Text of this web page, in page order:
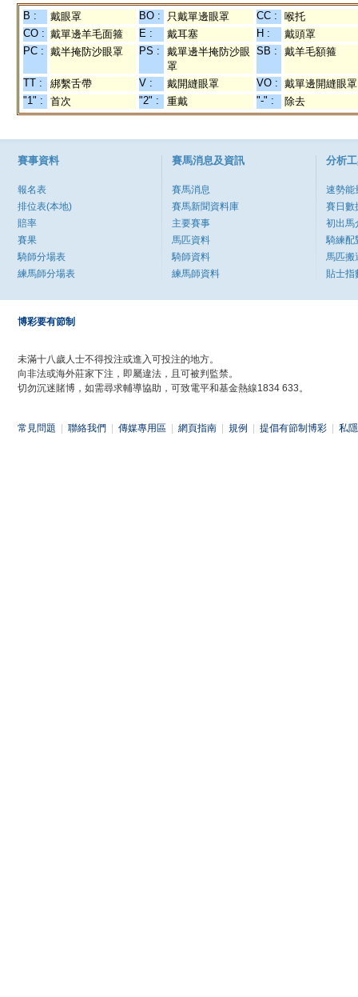
B : 戴眼罩 BO : 只戴單邊眼罩 CC :
喉托
CO : 戴單邊羊毛面箍 E : 戴耳塞 H :
戴頭罩
PC : 戴半掩防沙眼罩 PS :
戴單邊半掩防沙眼
罩
SB : 戴羊毛額箍
TT : 綁繫舌帶 V : 戴開縫眼罩 VO : 戴單邊開縫眼罩
"1" :
首次 "2" : 重戴 "-" : 除去
賽事資料
報名表
排位表(本地)
賠率
賽果
騎師分場表
練馬師分場表
賽馬消息及資訊
賽馬消息
賽馬新聞資料庫
主要賽事
馬匹資料
騎師資料
練馬師資料
分析
速勢能
賽日數
初出馬
騎練配
馬匹搬
貼士指
博彩要有節制
未滿十八歲人士不得投注或進入可投注的地方。
向非法或海外莊家下注，即屬違法，且可被判監禁。
切勿沉迷賭博，如需尋求輔導協助，可致電平和基金熱線1834 633。
常見問題 聯絡我們 傳媒專用區 網頁指南 規例 提倡有節制博彩 私